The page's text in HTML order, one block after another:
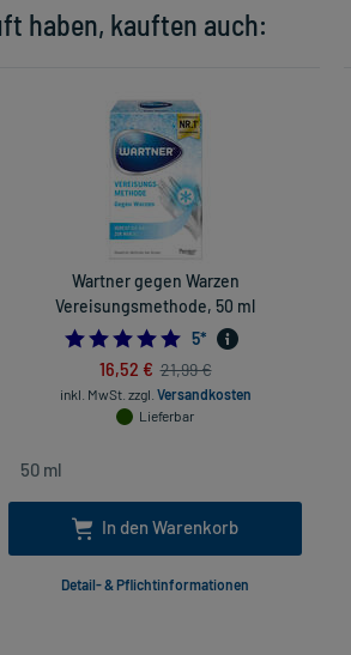
haben, kauften auch:
Wartner gegen Warzen
Vereisungsmethode, 50 ml
5.0
5*
16,52 € 21,99 €
inkl. MwSt. zzgl. Versandkosten
Lieferbar
In den Warenkorb
Detail- & Pflichtinformationen